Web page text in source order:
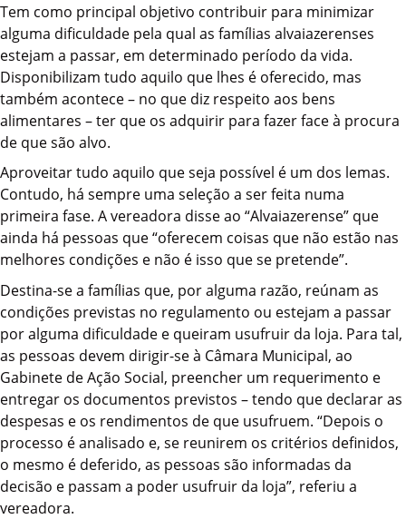
Tem como principal objetivo contribuir para minimizar
alguma dificuldade pela qual as famílias alvaiazerenses
estejam a passar, em determinado período da vida.
Disponibilizam tudo aquilo que lhes é oferecido, mas
também acontece – no que diz respeito aos bens
alimentares – ter que os adquirir para fazer face à procura
de que são alvo.
Aproveitar tudo aquilo que seja possível é um dos lemas.
Contudo, há sempre uma seleção a ser feita numa
primeira fase. A vereadora disse ao “Alvaiazerense” que
ainda há pessoas que “oferecem coisas que não estão nas
melhores condições e não é isso que se pretende”.
Destina-se a famílias que, por alguma razão, reúnam as
condições previstas no regulamento ou estejam a passar
por alguma dificuldade e queiram usufruir da loja. Para tal,
as pessoas devem dirigir-se à Câmara Municipal, ao
Gabinete de Ação Social, preencher um requerimento e
entregar os documentos previstos – tendo que declarar as
despesas e os rendimentos de que usufruem. “Depois o
processo é analisado e, se reunirem os critérios definidos,
o mesmo é deferido, as pessoas são informadas da
decisão e passam a poder usufruir da loja”, referiu a
vereadora.